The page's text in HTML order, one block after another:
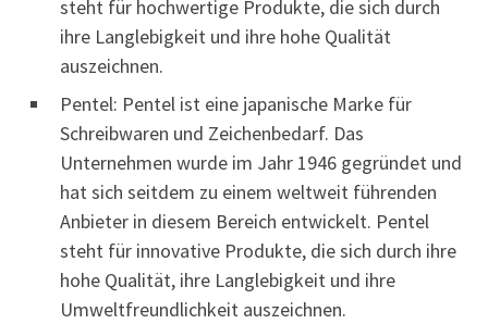
steht für hochwertige Produkte, die sich durch
ihre Langlebigkeit und ihre hohe Qualität
auszeichnen.
Pentel: Pentel ist eine japanische Marke für
Schreibwaren und Zeichenbedarf. Das
Unternehmen wurde im Jahr 1946 gegründet und
hat sich seitdem zu einem weltweit führenden
Anbieter in diesem Bereich entwickelt. Pentel
steht für innovative Produkte, die sich durch ihre
hohe Qualität, ihre Langlebigkeit und ihre
Umweltfreundlichkeit auszeichnen.